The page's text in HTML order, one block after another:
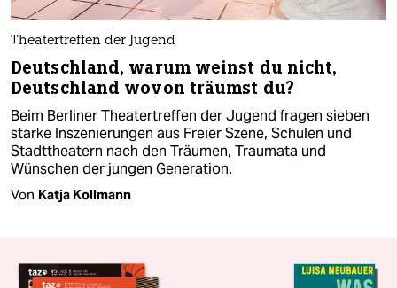
Theatertreffen der Jugend
Deutschland, warum weinst du nicht,
Deutschland wovon träumst du?
Beim Berliner Theatertreffen der Jugend fragen sieben
starke Inszenierungen aus Freier Szene, Schulen und
Stadttheatern nach den Träumen, Traumata und
Wünschen der jungen Generation.
Von Katja Kollmann